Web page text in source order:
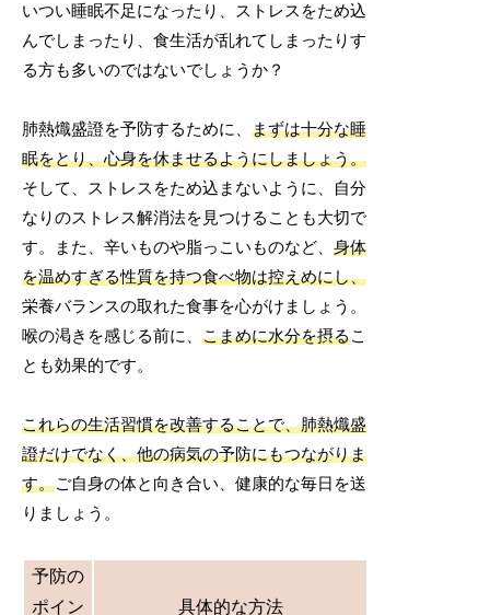
いつい睡眠不足になったり、ストレスをため込
んでしまったり、食生活が乱れてしまったりす
る方も多いのではないでしょうか？
肺熱熾盛證を予防するために、まずは十分な睡
眠をとり、心身を休ませるようにしましょう。
そして、ストレスをため込まないように、自分
なりのストレス解消法を見つけることも大切で
す。また、辛いものや脂っこいものなど、身体
を温めすぎる性質を持つ食べ物は控えめにし、
栄養バランスの取れた食事を心がけましょう。
喉の渇きを感じる前に、こまめに水分を摂るこ
とも効果的です。
これらの生活習慣を改善することで、肺熱熾盛
證だけでなく、他の病気の予防にもつながりま
す。ご自身の体と向き合い、健康的な毎日を送
りましょう。
予防の
ポイン
具体的な方法